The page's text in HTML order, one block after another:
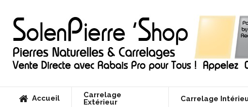
Accueil
Carrelage
Extérieur
Carrelage